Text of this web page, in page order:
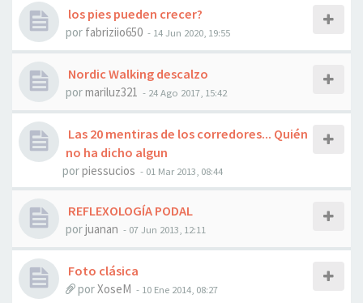
los pies pueden crecer?
por fabriziio650 - 14 Jun 2020, 19:55
Nordic Walking descalzo
pormariluz321 - 24 Ago 2017, 15:42
Las 20 mentiras de los corredores... Quién
no ha dicho algun
porpiessucios - 01 Mar 2013, 08:44
REFLEXOLOGÍA PODAL
porjuanan - 07 Jun 2013, 12:11
Foto clásica
porXoseM - 10 Ene 2014, 08:27